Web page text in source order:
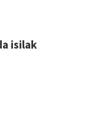
isilak